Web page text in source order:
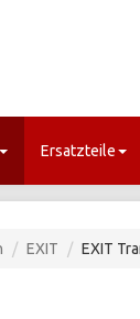
Ersatzteile
EXIT EXIT